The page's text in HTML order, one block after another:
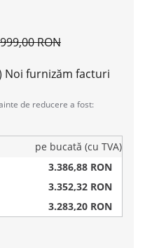
RON
Noi furnizăm facturi
de reducere a fost:
pe bucată (cu TVA)
3.386,88 RON
3.352,32 RON
3.283,20 RON